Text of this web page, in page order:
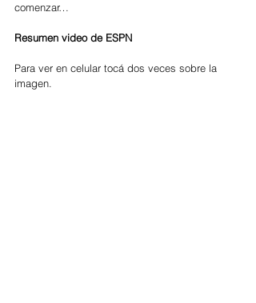
comenzar…
Resumen video de ESPN
Para ver en celular tocá dos veces sobre la
imagen.